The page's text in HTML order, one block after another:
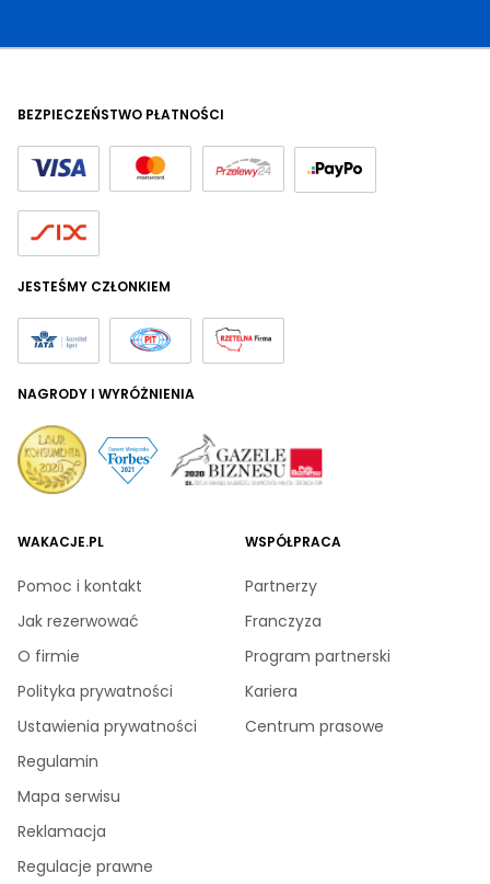
WAKACJE.PL
Pomoc i kontakt
Jak rezerwować
O firmie
Polityka prywatności
Ustawienia prywatności
Regulamin
Mapa serwisu
Reklamacja
Regulacje prawne
WSPÓŁPRACA
Partnerzy
Franczyza
Program partnerski
Kariera
Centrum prasowe
BEZPIECZEŃSTWO PŁATNOŚCI
JESTEŚMY CZŁONKIEM
NAGRODY I WYRÓŻNIENIA